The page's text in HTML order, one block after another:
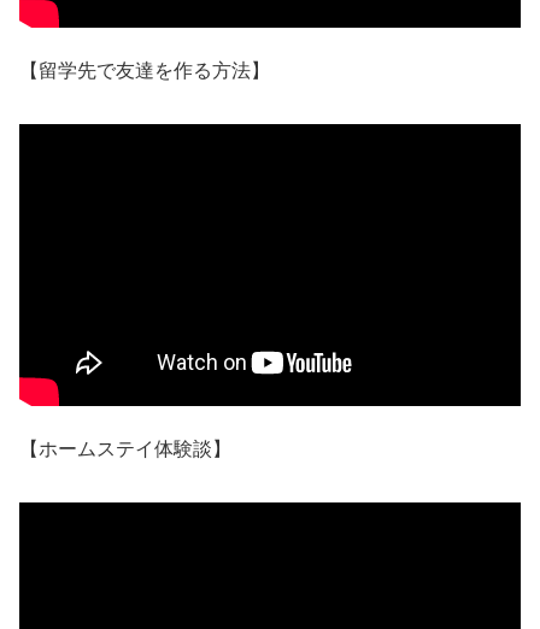
【留学先で友達を作る方法】
【ホームステイ体験談】